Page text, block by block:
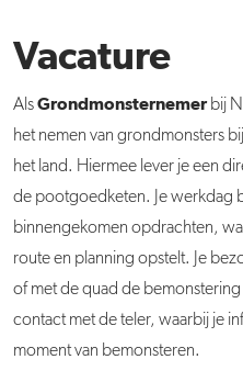
Vacature
AlsGrondmonsternemer bij
het nemen van grondmonsters
het land. Hiermee lever je een
de pootgoedketen. Je werkdag
binnengekomen opdrachten,
route en planning opstelt. Je
of met de quad de
contact met de teler, waarbij je
moment van bemonsteren.